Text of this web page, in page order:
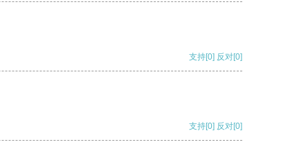
支持[0] 反对[0]
支持[0] 反对[0]